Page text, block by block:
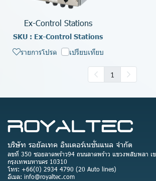
Ex-Control Stations
SKU : Ex-Control Stations
รายการโปรด เปรียบเทียบ
1
บริษัท รอยัลเทค อินเตอร์เนชั่นแนล จำกัด
ลขที่ 350 ซอยลาดพร้าว94 ถนนลาดพร้าว แขวงพลับพลา เ
กรุงเทพมหานคร 10310
โทร: +66(0) 2934 4790 (20 Auto lines)
อีเมล: info@royaltec.com